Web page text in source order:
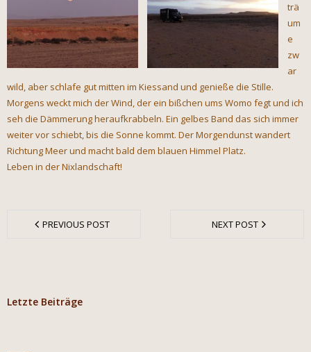
trä
um
e
zw
ar
wild, aber schlafe gut mitten im Kiessand und genieße die Stille.
Morgens weckt mich der Wind, der ein bißchen ums Womo fegt und ich
seh die Dämmerung heraufkrabbeln. Ein gelbes Band das sich immer
weiter vor schiebt, bis die Sonne kommt. Der Morgendunst wandert
Richtung Meer und macht bald dem blauen Himmel Platz.
Leben in der Nixlandschaft!
PREVIOUS POST NEXT POST
Letzte Beiträge